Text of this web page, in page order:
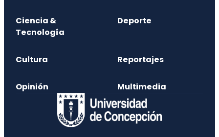
Ciencia &
Tecnología
Deporte
Cultura Reportajes
Opinión Multimedia